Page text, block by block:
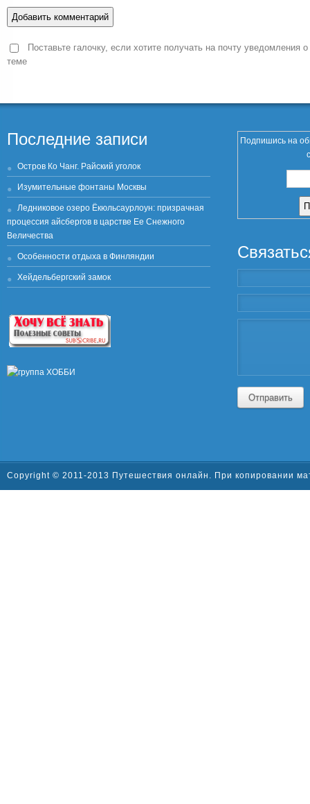
Поставьте галочку, если хотите получать на почту уведомления
теме
Последние записи
Остров Ко Чанг. Райский уголок
Изумительные фонтаны Москвы
Ледниковое озеро Ёкюльсаурлоун: призрачная
процессия айсбергов в царстве Ее Снежного
Величества
Особенности отдыха в Финляндии
Хейдельбергский замок
Подпишись на
Отправить
Copyright © 2011-2013 Путешествия онлайн. При копировании